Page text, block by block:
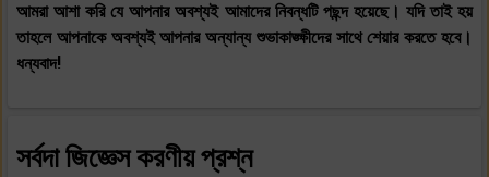
আমরা আশা করি যে আপনার অবশ্যই আমাদের নিবন্ধটি পছন্দ হয়েছে। যদি তাই হয়
তাহলে আপনাকে অবশ্যই আপনার অন্যান্য শুভাকাঙ্ক্ষীদের সাথে শেয়ার করতে হবে।
ধন্যবাদ!
সর্বদা জিজ্ঞেস করণীয় প্রশ্ন